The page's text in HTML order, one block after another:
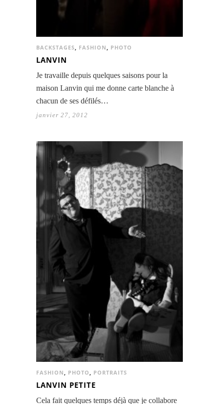
BACKSTAGES FASHION PHOTO
LANVIN
Je travaille depuis quelques saisons pour la
maison Lanvin qui me donne carte blanche à
chacun de ses défilés…
janvier 27, 2012
FASHION PHOTO PORTRAITS
LANVIN PETITE
Cela fait quelques temps déjà que je collabore